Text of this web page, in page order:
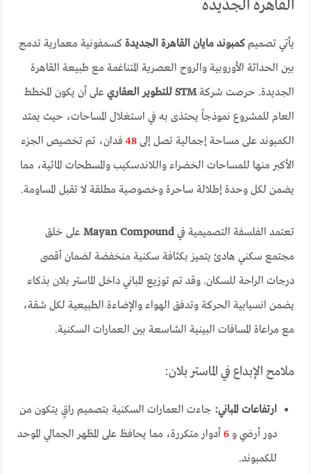
القاهرة الجديدة
يأتي تصميمكمبوند مايان القاهرة الجديدة كسمفونية معمارية تدمج
بين الحداثة الأوروبية والروح العصرية المتناغمة مع طبيعة القاهرة
الجديدة. حرصت شركةSTM للتطوير العقاري
على أن يكون المخطط
العام للمشروع نموذجاً يحتذى به في استغلال المساحات، حيث يمتد
الكمبوند على مساحة إجمالية تصل إلى48 فدان، تم تخصيص الجزء
الأكبر منها للمساحات الخضراء واللاندسكيب والمسطحات المائية، مما
يضمن لكل وحدة إطلالة ساحرة وخصوصية مطلقة لا تقبل المساومة.
تعتمد الفلسفة التصميمية فيMayan Compound على خلق
مجتمع سكني هادئ يتميز بكثافة سكنية منخفضة لضمان أقصى
درجات الراحة للسكان. وقد تم توزيع المباني داخل الماستر بلان بذكاء
يضمن انسيابية الحركة وتدفق الهواء والإضاءة الطبيعية لكل شقة،
مع مراعاة المسافات البينية الشاسعة بين العمارات السكنية.
ملامح الإبداع في الماستر بلان:
ارتفاعات المباني: جاءت العمارات السكنية بتصميم راقٍ يتكون من
دور أرضي و6 أدوار متكررة، مما يحافظ على المظهر الجمالي الموحد
للكمبوند.